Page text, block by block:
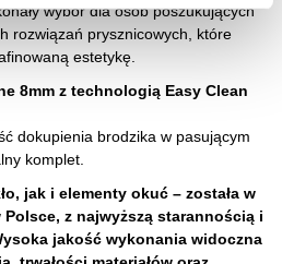
wybór dla osób poszukujących
rozwiązań prysznicowych, które
estetykę.
8mm z technologią Easy Clean
dokupienia brodzika w pasującym
komplet.
jak i elementy okuć – została w
z najwyższą starannością i
jakość wykonania widoczna